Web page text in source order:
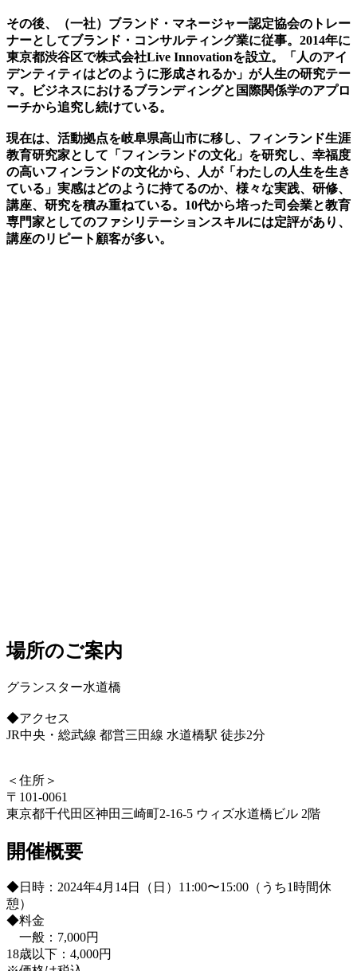
その後、（一社）ブランド・マネージャー認定協会のトレー
ナーとしてブランド・コンサルティング業に従事。2014年に
東京都渋谷区で株式会社Live Innovationを設立。「人のアイ
デンティティはどのように形成されるか」が人生の研究テー
マ。ビジネスにおけるブランディングと国際関係学のアプロ
ーチから追究し続けている。
現在は、活動拠点を岐阜県高山市に移し、フィンランド生涯
教育研究家として「フィンランドの文化」を研究し、幸福度
の高いフィンランドの文化から、人が「わたしの人生を生き
ている」実感はどのように持てるのか、様々な実践、研修、
講座、研究を積み重ねている。10代から培った司会業と教育
専門家としてのファシリテーションスキルには定評があり、
講座のリピート顧客が多い。
場所のご案内
グランスター水道橋
◆アクセス
JR中央・総武線 都営三田線 水道橋駅 徒歩2分
＜住所＞
〒101-0061
東京都千代田区神田三崎町2-16-5 ウィズ水道橋ビル 2階
開催概要
◆日時：2024年4月14日（日）11:00〜15:00（うち1時間休
憩）
◆料金
一般：7,000円
18歳以下：4,000円